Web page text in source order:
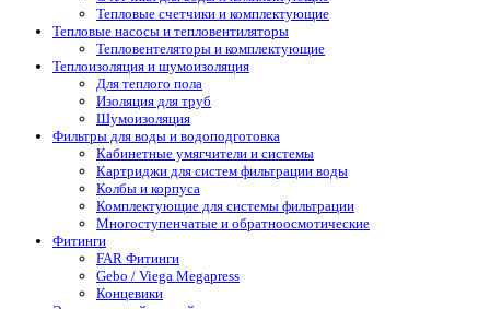
Тепловые счетчики и комплектующие
Тепловые насосы и тепловентиляторы
Тепловентеляторы и комплектующие
Теплоизоляция и шумоизоляция
Для теплого пола
Изоляция для труб
Шумоизоляция
Фильтры для воды и водоподготовка
Кабинетные умягчители и системы
Картриджи для систем фильтрации воды
Колбы и корпуса
Комплектующие для системы фильтрации
Многоступенчатые и обратноосмотические
Фитинги
FAR Фитинги
Gebo / Viega Megapress
Концевики